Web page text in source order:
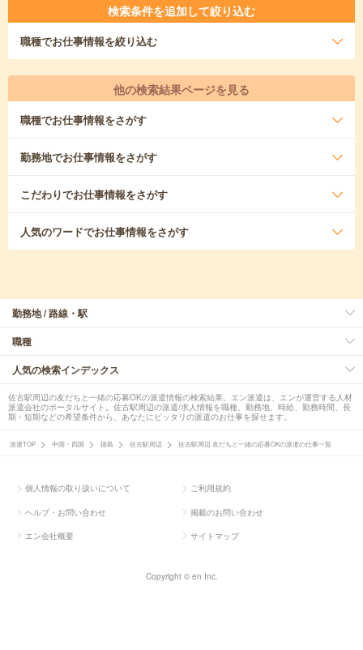
検索条件を追加して絞り込む
職種でお仕事情報を絞り込む
他の検索結果ページを見る
職種でお仕事情報をさがす
勤務地でお仕事情報をさがす
こだわりでお仕事情報をさがす
人気のワードでお仕事情報をさがす
勤務地 / 路線・駅
職種
人気の検索インデックス
佐古駅周辺の友だちと一緒の応募OKの派遣情報の検索結果。エン派遣は、エンが運営する人材
派遣会社のポータルサイト。佐古駅周辺の派遣/求人情報を職種、勤務地、時給、勤務時間、長
期・短期などの希望条件から、あなたにピッタリの派遣のお仕事を探せます。
派遣TOP 中国・四国 徳島 佐古駅周辺 佐古駅周辺 友だちと一緒の応募OKの派遣の仕事一覧
個人情報の取り扱いについて ご利用規約
ヘルプ・お問い合わせ 掲載のお問い合わせ
エン会社概要 サイトマップ
Copyright © en Inc.